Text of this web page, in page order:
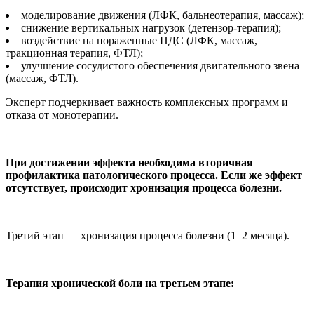
моделирование движения (ЛФК, бальнеотерапия, массаж);
снижение вертикальных нагрузок (детензор-терапия);
воздействие на пораженные ПДС (ЛФК, массаж,
тракционная терапия, ФТЛ);
улучшение сосудистого обеспечения двигательного звена
(массаж, ФТЛ).
Эксперт подчеркивает важность комплексных программ и
отказа от монотерапии.
При достижении эффекта необходима вторичная
профилактика патологического процесса. Если же эффект
отсутствует, происходит хронизация процесса болезни.
Третий этап — хронизация процесса болезни (1–2 месяца).
Терапия хронической боли на третьем этапе: